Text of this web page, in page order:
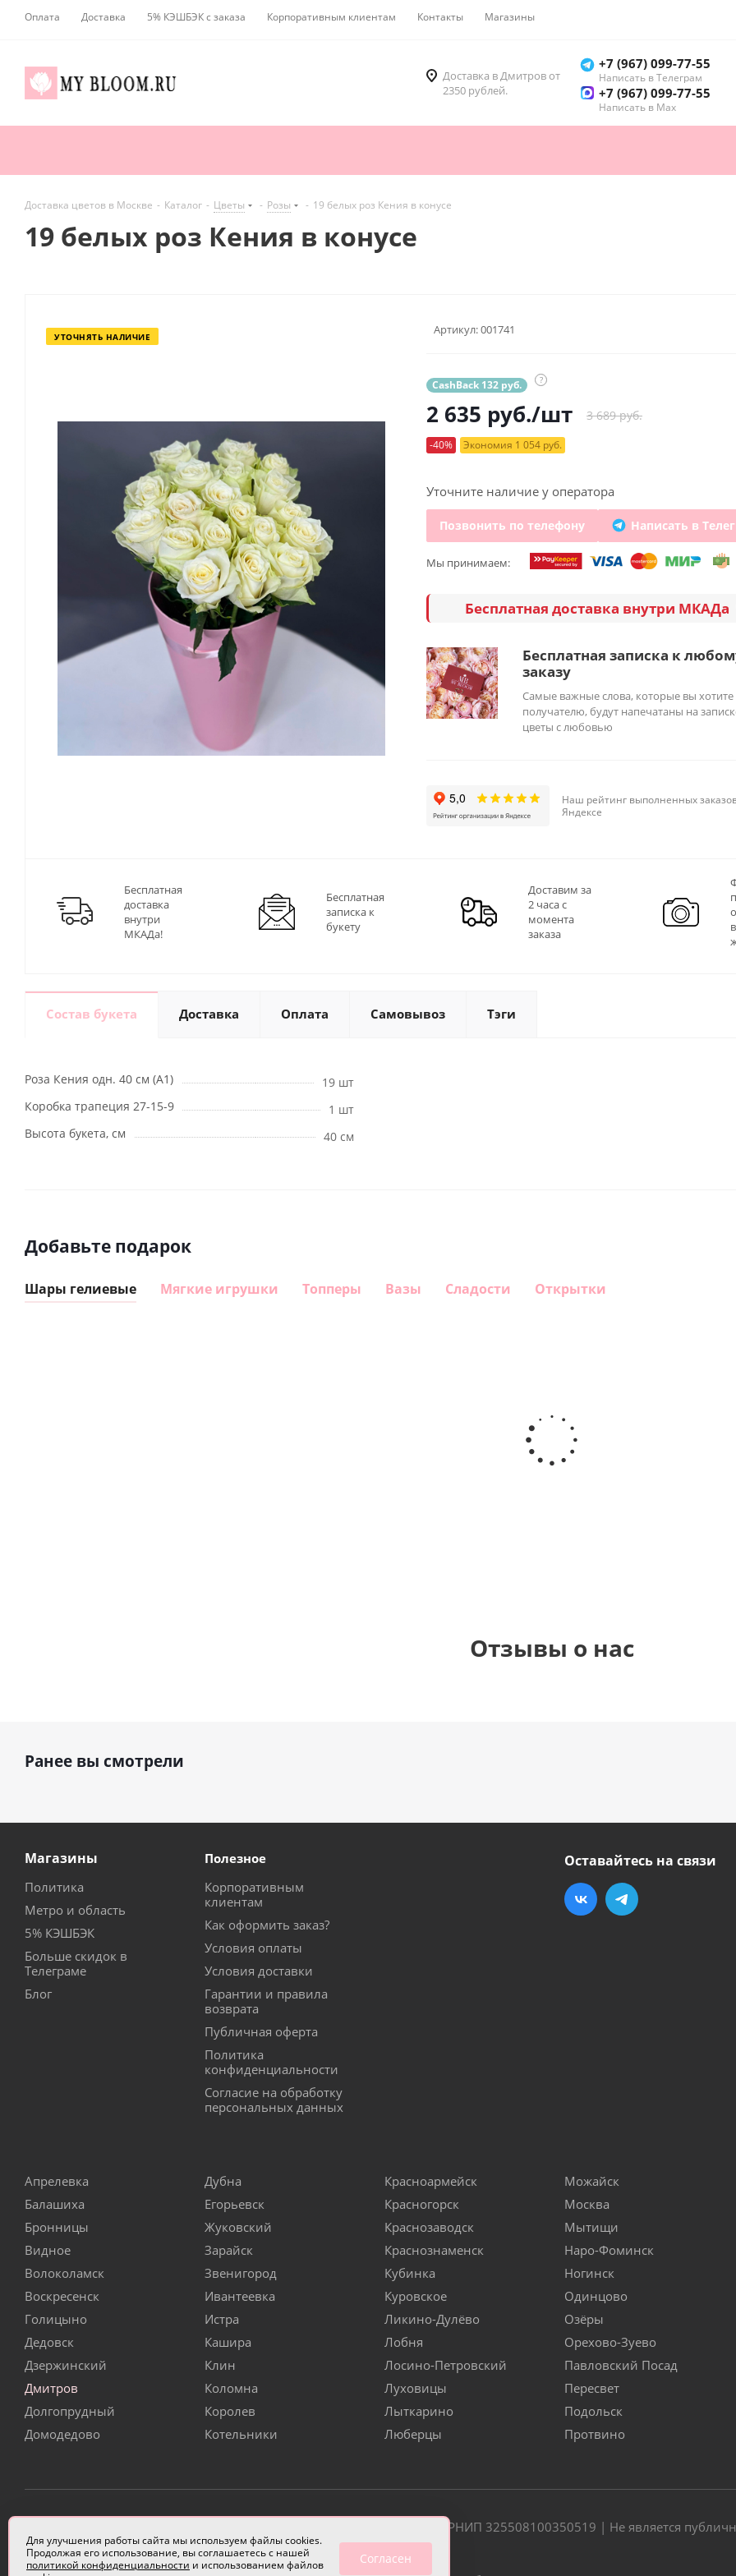
Оплата Доставка 5% КЭШБЭК с заказа Корпоративным клиентам Контакты Магазины
Доставка в Дмитров от
2350 рублей.
+7 (967) 099-77-55
Написать в Телеграм
+7 (967) 099-77-55
Написать в Мах
Доставка цветов в Москве - Каталог - Цветы - Розы - 19 белых роз Кения в конусе
19 белых роз Кения в конусе
УТОЧНЯТЬ НАЛИЧИЕ
Артикул:001741
CashBack 132 руб. ?
2 635 руб./шт 3 689 руб.
-40% Экономия 1 054 руб.
Уточните наличие у оператора
Позвонить по телефону Написать в
Мы принимаем:
Бесплатная доставка внутри МКАДа
Бесплатная записка к
заказу
Самые важные слова, которые вы хотите
получателю, будут напечатаны на
цветы с любовью
Наш рейтинг выполненных
Яндексе
Бесплатная
доставка
внутри
МКАДа!
Бесплатная
записка к
букету
Доставим за
2 часа с
момента
заказа
Состав букета Доставка Оплата Самовывоз Тэги
Роза Кения одн. 40 см (А1)
19 шт
Коробка трапеция 27-15-9
1 шт
Высота букета, см
40 см
Добавьте подарок
Шары гелиевые Мягкие игрушки Топперы Вазы Сладости Открытки
Звезда - С
днем
рождения
Отзывы о нас
Ранее вы смотрели
Магазины
Политика
Метро и область
5% КЭШБЭК
Больше скидок в
Телеграме
Блог
Полезное
Корпоративным
клиентам
Как оформить заказ?
Условия оплаты
Условия доставки
Гарантии и правила
возврата
Публичная оферта
Политика
конфиденциальности
Согласие на обработку
персональных данных
Оставайтесь на связи
Апрелевка
Балашиха
Бронницы
Видное
Волоколамск
Воскресенск
Голицыно
Дедовск
Дзержинский
Дмитров
Долгопрудный
Домодедово
Дубна
Егорьевск
Жуковский
Зарайск
Звенигород
Ивантеевка
Истра
Кашира
Клин
Коломна
Королев
Котельники
Красноармейск
Красногорск
Краснозаводск
Краснознаменск
Кубинка
Куровское
Ликино-Дулёво
Лобня
Лосино-Петровский
Луховицы
Лыткарино
Люберцы
Можайск
Москва
Мытищи
Наро-Фоминск
Ногинск
Одинцово
Озёры
Орехово-Зуево
Павловский Посад
Пересвет
Подольск
Протвино
ИП Чулкова Анастасия Александровна ИНН 331405822720 | ОГРН/ОГРНИП 325508100350519 | Не является
Для улучшения работы сайта мы используем файлы cookies.
Продолжая его использование, вы соглашаетесь с нашей
политикой конфиденциальности и использованием файлов
Согласен